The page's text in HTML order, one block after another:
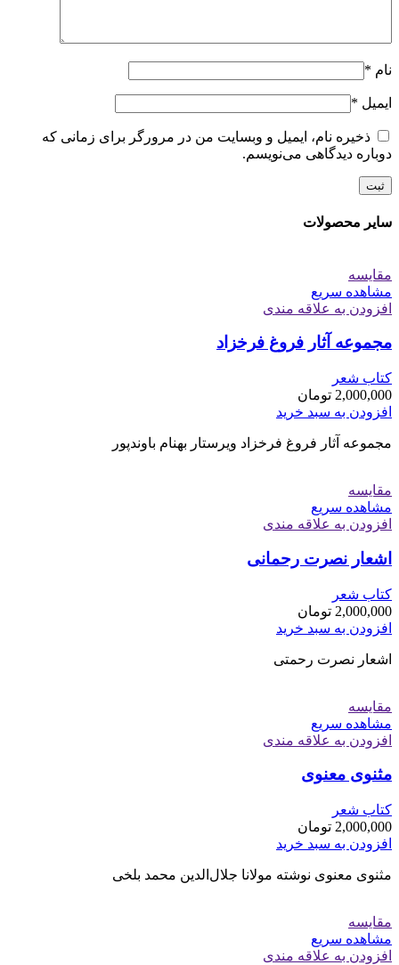
نام *
ایمیل *
ذخیره نام، ایمیل و وبسایت من در مرورگر برای زمانی که
دوباره دیدگاهی می‌نویسم.
سایر محصولات
مقایسه
مشاهده سریع
افزودن به علاقه مندی
مجموعه آثار فروغ فرخزاد
کتاب شعر
2,000,000 تومان
افزودن به سبد خرید
مجموعه آثار فروغ فرخزاد ویرستار بهنام باوندپور
مقایسه
مشاهده سریع
افزودن به علاقه مندی
اشعار نصرت رحمانی
کتاب شعر
2,000,000 تومان
افزودن به سبد خرید
اشعار نصرت رحمتی
مقایسه
مشاهده سریع
افزودن به علاقه مندی
مثنوی معنوی
کتاب شعر
2,000,000 تومان
افزودن به سبد خرید
مثنوی معنوی نوشته مولانا جلال‌الدین محمد بلخی
مقایسه
مشاهده سریع
افزودن به علاقه مندی